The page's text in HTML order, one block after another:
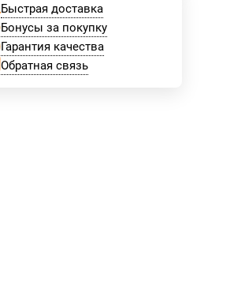
Быстрая доставка
Бонусы за покупку
Гарантия качества
Обратная связь